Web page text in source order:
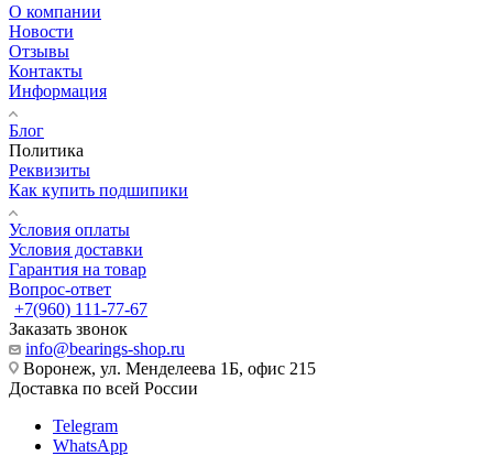
О компании
Новости
Отзывы
Контакты
Информация
Блог
Политика
Реквизиты
Как купить подшипики
Условия оплаты
Условия доставки
Гарантия на товар
Вопрос-ответ
+7(960) 111-77-67
Заказать звонок
info@bearings-shop.ru
Воронеж, ул. Менделеева 1Б, офис 215
Доставка по всей России
Telegram
WhatsApp